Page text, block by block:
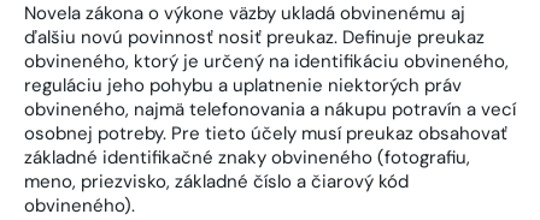
Novela zákona o výkone väzby ukladá obvinenému aj
ďalšiu novú povinnosť nosiť preukaz. Definuje preukaz
obvineného, ktorý je určený na identifikáciu obvineného,
reguláciu jeho pohybu a uplatnenie niektorých práv
obvineného, najmä telefonovania a nákupu potravín a vecí
osobnej potreby. Pre tieto účely musí preukaz obsahovať
základné identifikačné znaky obvineného (fotografiu,
meno, priezvisko, základné číslo a čiarový kód
obvineného).